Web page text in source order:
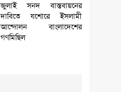
জুলাই সনদ বাস্তবায়নের
দাবিতে যশোরে ইসলামী
আন্দোলন বাংলাদেশের
গণমিছিল